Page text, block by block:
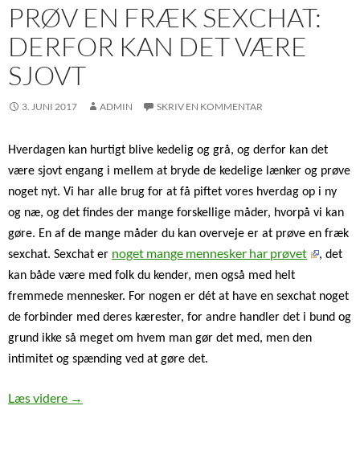
PRØV EN FRÆK SEXCHAT:
DERFOR KAN DET VÆRE
SJOVT
3. JUNI 2017 ADMIN SKRIV EN KOMMENTAR
Hverdagen kan hurtigt blive kedelig og grå, og derfor kan det
være sjovt engang i mellem at bryde de kedelige lænker og prøve
noget nyt. Vi har alle brug for at få piftet vores hverdag op i ny
og næ, og det findes der mange forskellige måder, hvorpå vi kan
gøre. En af de mange måder du kan overveje er at prøve en fræk
sexchat. Sexchat er noget mange mennesker har prøvet
, det
kan både være med folk du kender, men også med helt
fremmede mennesker. For nogen er dét at have en sexchat noget
de forbinder med deres kærester, for andre handler det i bund og
grund ikke så meget om hvem man gør det med, men den
intimitet og spænding ved at gøre det.
Læs videre Prøv en fræk sexchat: Derfor kan det være sjovt
→